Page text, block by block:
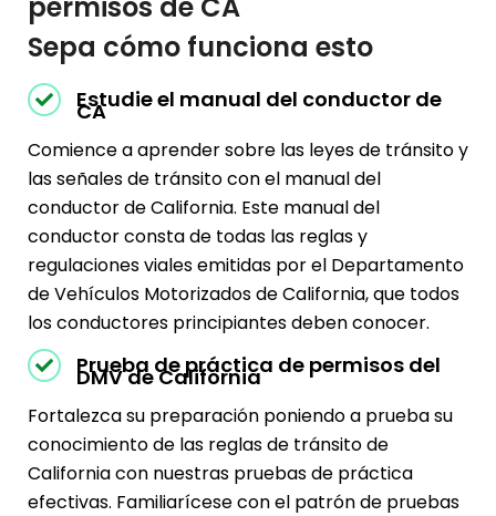
Sepa cómo funciona esto
Estudie el manual del conductor de
CA
Comience a aprender sobre las leyes de tránsito y
las señales de tránsito con el manual del
conductor de California. Este manual del
conductor consta de todas las reglas y
regulaciones viales emitidas por el Departamento
de Vehículos Motorizados de California, que todos
los conductores principiantes deben conocer.
Prueba de práctica de permisos del
DMV de California
Fortalezca su preparación poniendo a prueba su
conocimiento de las reglas de tránsito de
California con nuestras pruebas de práctica
efectivas. Familiarícese con el patrón de pruebas